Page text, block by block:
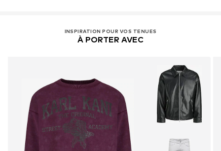
INSPIRATION POUR VOS TENUES
À PORTER AVEC